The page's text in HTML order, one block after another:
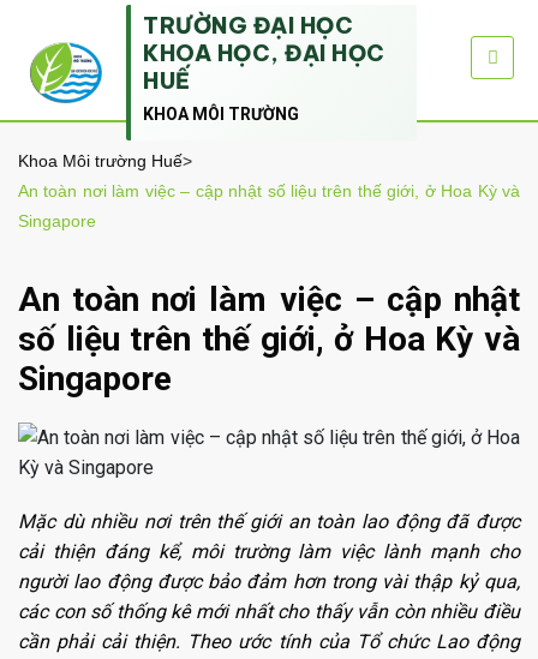
TRƯỜNG ĐẠI HỌC
KHOA HỌC, ĐẠI HỌC
HUẾ
KHOA MÔI TRƯỜNG
Khoa Môi trường Huế>
An toàn nơi làm việc – cập nhật số liệu trên thế giới, ở Hoa Kỳ và
Singapore
An toàn nơi làm việc – cập nhật
số liệu trên thế giới, ở Hoa Kỳ và
Singapore
Mặc dù nhiều nơi trên thế giới an toàn lao động đã được
cải thiện đáng kể, môi trường làm việc lành mạnh cho
người lao động được bảo đảm hơn trong vài thập kỷ qua,
các con số thống kê mới nhất cho thấy vẫn còn nhiều điều
cần phải cải thiện. Theo ước tính của Tổ chức Lao động